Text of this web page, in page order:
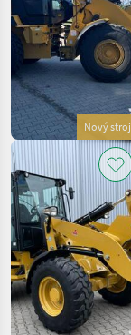
Nový stroj